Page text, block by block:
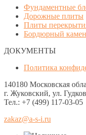
Фундаментные
Дорожные плиты
Плиты
Бордюрный
ДОКУМЕНТЫ
Политика
140180 Московская
г. Жуковский, ул.
Тел.: +7 (499) 117-03-05
zakaz@a-s-i.ru